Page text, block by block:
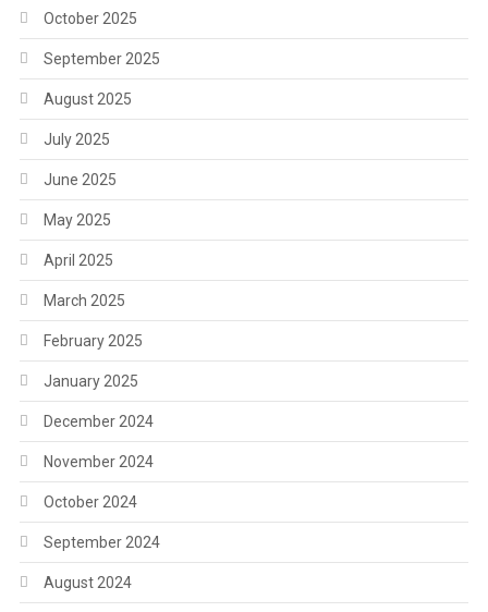
October 2025
September 2025
August 2025
July 2025
June 2025
May 2025
April 2025
March 2025
February 2025
January 2025
December 2024
November 2024
October 2024
September 2024
August 2024